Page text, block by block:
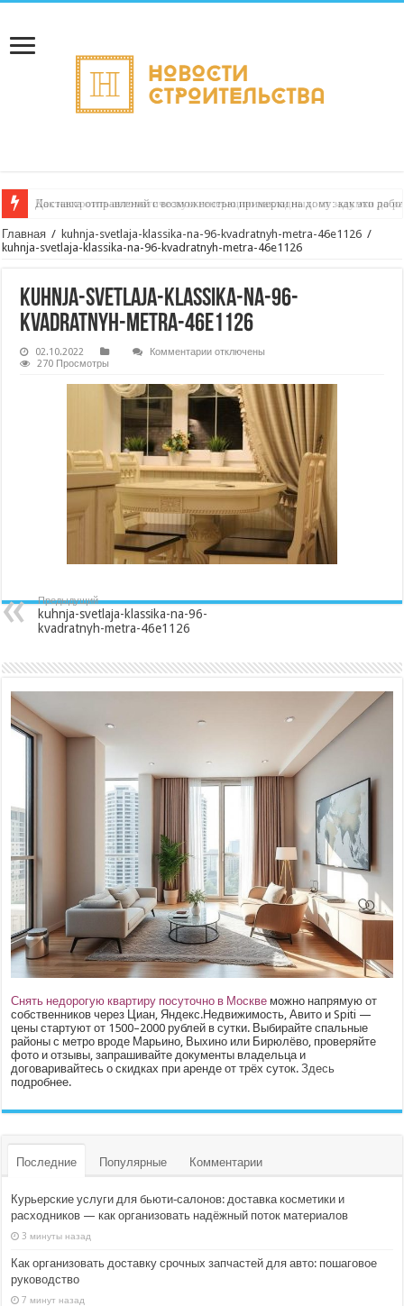
Доставка отправлений с возможностью примерки на дому: как это
Главная / kuhnja-svetlaja-klassika-na-96-kvadratnyh-metra-46e1126 /
kuhnja-svetlaja-klassika-na-96-kvadratnyh-metra-46e1126
kuhnja-svetlaja-klassika-na-96-
kvadratnyh-metra-46e1126
02.10.2022 Комментариик
svetlaja-
klassika-
na-
96-
kvadratnyh-
metra-
46e1126
отключены
270 Просмотры
Предыдущий
kuhnja-svetlaja-klassika-na-96-
kvadratnyh-metra-46e1126
Снять недорогую квартиру посуточно в Москве можно напрямую от
собственников через Циан, Яндекс.Недвижимость, Авито и Spiti —
цены стартуют от 1500–2000 рублей в сутки. Выбирайте спальные
районы с метро вроде Марьино, Выхино или Бирюлёво, проверяйте
фото и отзывы, запрашивайте документы владельца и
договаривайтесь о скидках при аренде от трёх суток.Здесь
подробнее.
Последние Популярные Комментарии
Курьерские услуги для бьюти‑салонов: доставка косметики и
расходников — как организовать надёжный поток материалов
3 минуты назад
Как организовать доставку срочных запчастей для авто: пошаговое
руководство
7 минут назад